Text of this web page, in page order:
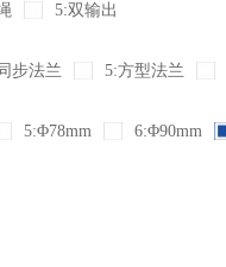
5:双输出
步法兰 5:方型法兰
5:Φ78mm 6:Φ90mm